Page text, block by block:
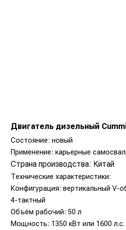
Двигатель дизельный
Состояние: новый
Применение: карьерные
Страна производства: Китай
Технические характеристики:
Конфигурация: вертикальный V-
4-тактный
Объём рабочий: 50 л
Мощность: 1350 кВт или 1600